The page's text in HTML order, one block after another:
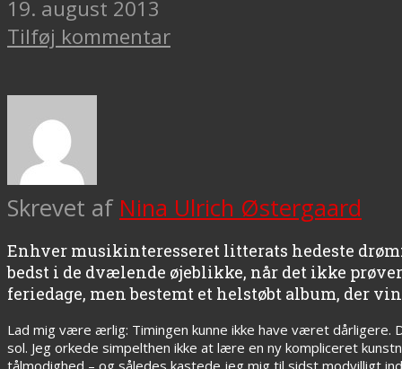
19. august 2013
Tilføj kommentar
Skrevet af Nina Ulrich Østergaard
Enhver musikinteresseret litterats hedeste
bedst i de dvælende øjeblikke, når det ikke
feriedage, men bestemt et helstøbt album, der
Lad mig være ærlig: Timingen kunne ikke have været
sol. Jeg orkede simpelthen ikke at lære en ny kompliceret
tålmodighed – og således kastede jeg mig til sidst modvilligt